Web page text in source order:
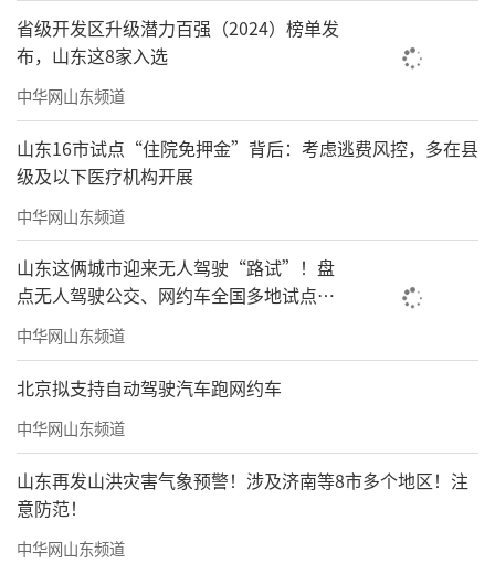
省级开发区升级潜力百强（2024）榜单发
布，山东这8家入选
中华网山东频道
山东16市试点“住院免押金”背后：考虑逃费风控，多在县
级及以下医疗机构开展
中华网山东频道
山东这俩城市迎来无人驾驶“路试”！盘
点无人驾驶公交、网约车全国多地试点之
路
中华网山东频道
北京拟支持自动驾驶汽车跑网约车
中华网山东频道
山东再发山洪灾害气象预警！涉及济南等8市多个地区！注
意防范！
中华网山东频道